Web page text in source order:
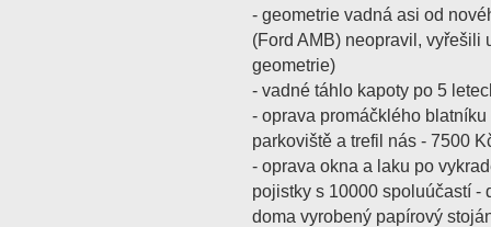
- geometrie vadná asi od
(Ford AMB) neopravil, vyřešili
geometrie)
- vadné táhlo kapoty po 5
- oprava promáčklého
parkoviště a trefil nás - 7500
- oprava okna a laku po
pojistky s 10000 spoluúčastí -
doma vyrobený papírový